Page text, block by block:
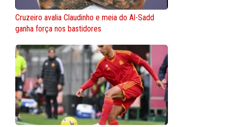
Cruzeiro avalia Claudinho e meia do Al-Sadd
ganha força nos bastidores